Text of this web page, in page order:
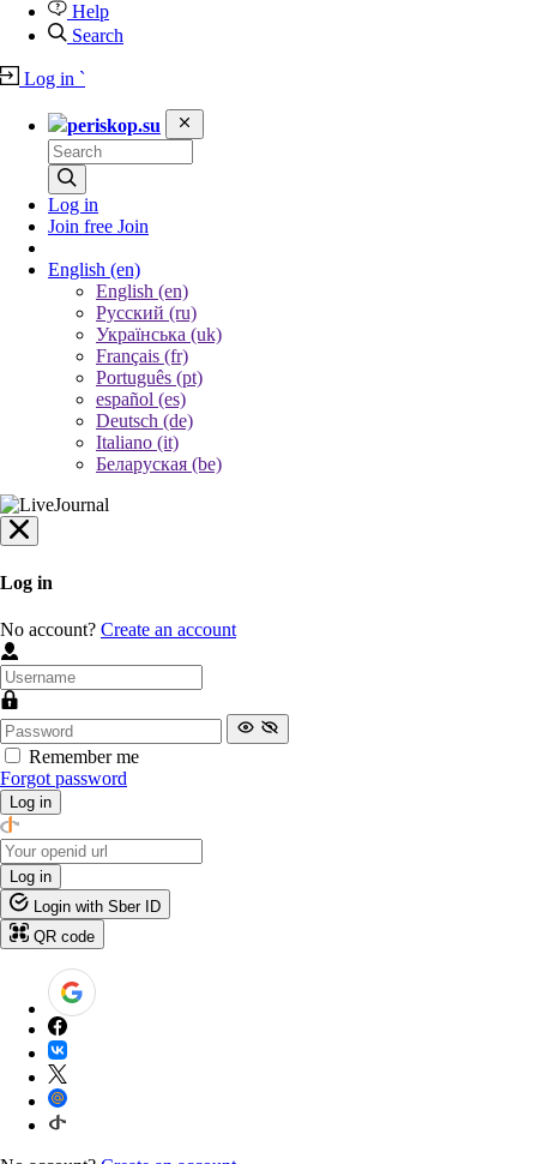
Help
Search
Log in `
periskop.su
Log in
Join free Join
English (en)
English (en)
Русский (ru)
Українська (uk)
Français (fr)
Português (pt)
español (es)
Deutsch (de)
Italiano (it)
Беларуская (be)
Log in
No account? Create an account
Remember me
Forgot password
Log in
Log in
Login with Sber ID
QR code